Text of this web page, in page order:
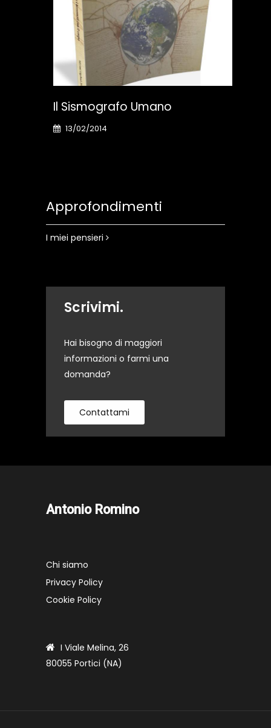
Il Sismografo Umano
13/02/2014
Approfondimenti
I miei pensieri
Scrivimi.
Hai bisogno di maggiori
informazioni o farmi una
domanda?
Contattami
Antonio Romino
Chi siamo
Privacy Policy
Cookie Policy
I Viale Melina, 26
80055 Portici (NA)